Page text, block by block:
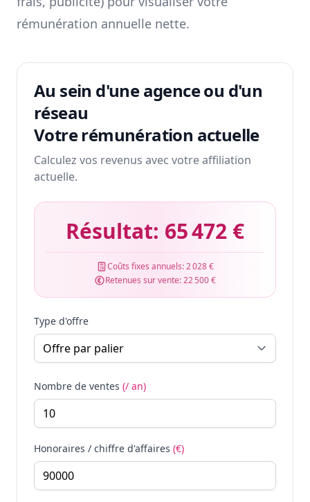
rémunération annuelle nette.
Au sein d'une agence ou d'un
réseau
Votre rémunération actuelle
Calculez vos revenus avec votre affiliation
actuelle.
Résultat: 65 472 €
Coûts fixes annuels:2 028 €
Retenues sur vente:22 500 €
Type d'offre
Nombre de ventes (/ an)
Honoraires / chiffre d'affaires (€)